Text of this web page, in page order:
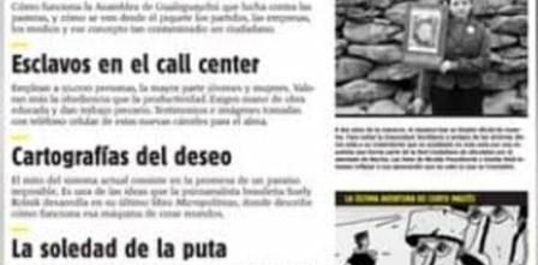
Como muestro en mis libros, basta ahondar en el
examen de los hechos para descubrir su evidencia
ofensiva, su claridad perversa. Y si bien en un
primer momento podemos confundirnos sobre el
verdadero estatuto del policía que es un criminal, o
viceversa, el mecanismo que lo posibilita puede ser
desarmado por la observación, la denuncia, la
insistencia política, la crítica.